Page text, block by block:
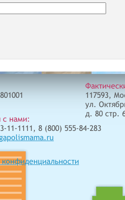
с нами:
11-1111, 8 (800) 555-84-283
конфиденциальности
117593,
ул.
д. 80 стр.